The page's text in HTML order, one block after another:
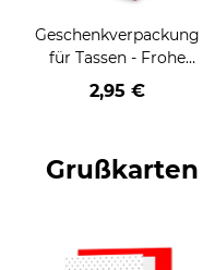
Geschenkverpackung
für Tassen - Frohe
Weihnachten - HO
HO HO - rot
2,95 €